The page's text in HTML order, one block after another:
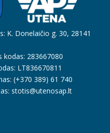
K. Donelaičio g. 30, 28141
kodas: 283667080
LT836670811
(+370 389) 61 740
stotis@utenosap.lt